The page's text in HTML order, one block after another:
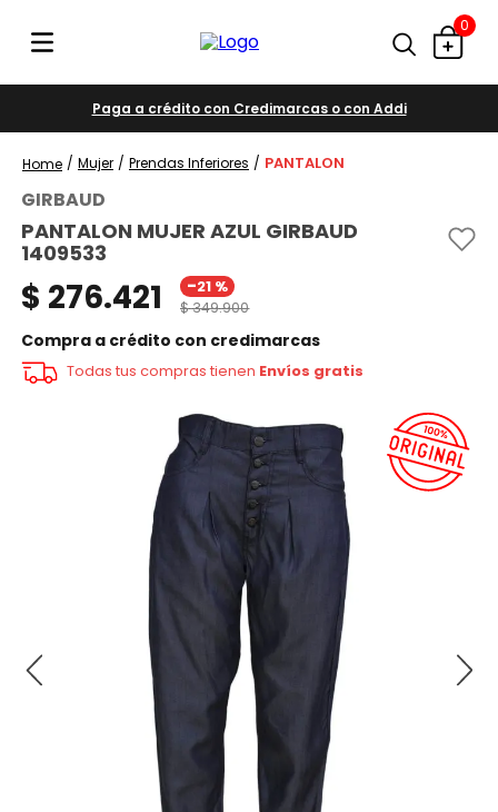
0
Paga a crédito con Credimarcas o con Addi
Mujer Prendas Inferiores PANTALON
GIRBAUD
PANTALON MUJER AZUL GIRBAUD
1409533
$ 276.421 -21 %
$349.900
Compra a crédito con credimarcas
Todas tus compras tienen Envíos gratis